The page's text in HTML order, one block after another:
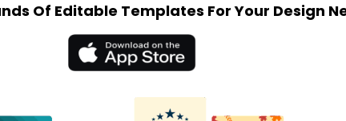
Of Editable Templates For Your Design